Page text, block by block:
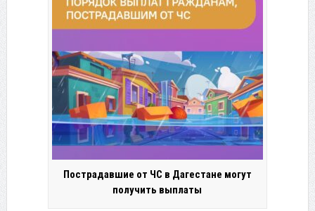
Пострадавшие от ЧС в Дагестане могут
получить выплаты